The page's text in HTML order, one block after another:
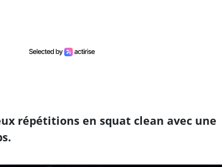
répétitions en squat clean avec une